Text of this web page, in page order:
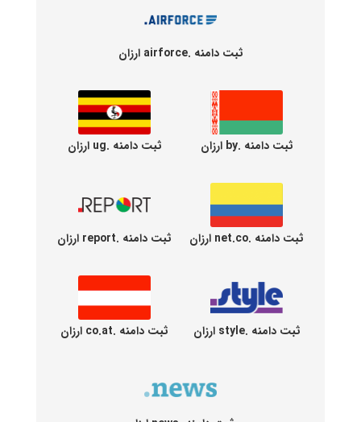
ثبت دامنه .airforce ارزان
ثبت دامنه .by ارزان ثبت دامنه .ug ارزان
ثبت دامنه .net.co ارزان ثبت دامنه .report ارزان
ثبت دامنه .style ارزان ثبت دامنه .co.at ارزان